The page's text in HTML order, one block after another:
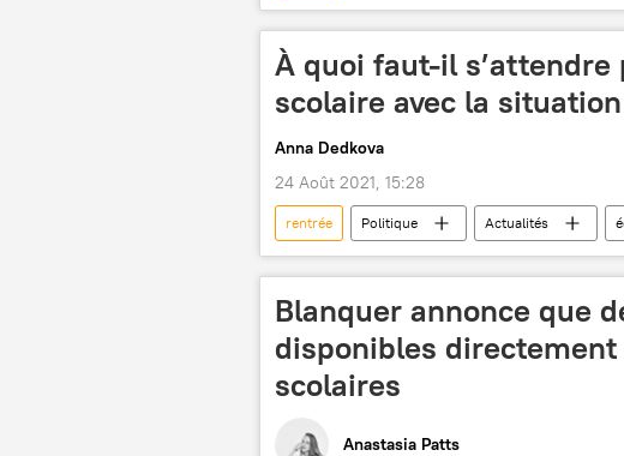
vaccination
enseignant
À quoi faut-il
scolaire avec la
Anna Dedkova
24 Août 2021, 15:28
rentrée Politique Actualités
enseignant
syndicats
Blanquer annonce que
disponibles
scolaires
Anastasia Patts